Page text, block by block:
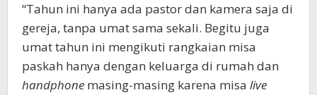
“Tahun ini hanya ada pastor dan kamera saja di
gereja, tanpa umat sama sekali. Begitu juga
umat tahun ini mengikuti rangkaian misa
paskah hanya dengan keluarga di rumah dan
handphone masing-masing karena misa live